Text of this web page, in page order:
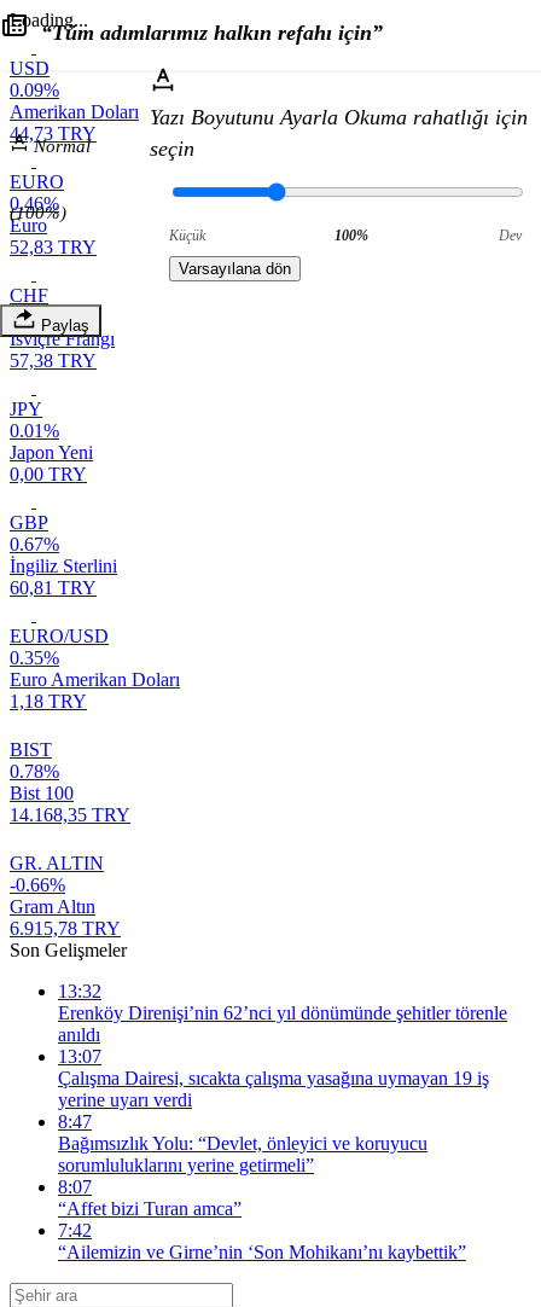
Loading...
USD
0.09%
Amerikan Doları
44,73 TRY
EURO
0.46%
Euro
52,83 TRY
CHF
0.62%
İsviçre Frangı
57,38 TRY
JPY
0.01%
Japon Yeni
0,00 TRY
GBP
0.67%
İngiliz Sterlini
60,81 TRY
EURO/USD
0.35%
Euro Amerikan Doları
1,18 TRY
BIST
0.78%
Bist 100
14.168,35 TRY
GR. ALTIN
-0.66%
Gram Altın
6.915,78 TRY
Son Gelişmeler
13:32
Erenköy Direnişi’nin 62’nci yıl dönümünde şehitler törenle
anıldı
13:07
Çalışma Dairesi, sıcakta çalışma yasağına uymayan 19 iş
yerine uyarı verdi
8:47
Bağımsızlık Yolu: “Devlet, önleyici ve koruyucu
sorumluluklarını yerine getirmeli”
8:07
“Affet bizi Turan amca”
7:42
“Ailemizin ve Girne’nin ‘Son Mohikanı’nı kaybettik”
“Tüm adımlarımız halkın refahı için”
Normal
(100%)
Yazı Boyutunu Ayarla Okuma rahatlığı için
seçin
Küçük 100% Dev
Varsayılana dön
Paylaş